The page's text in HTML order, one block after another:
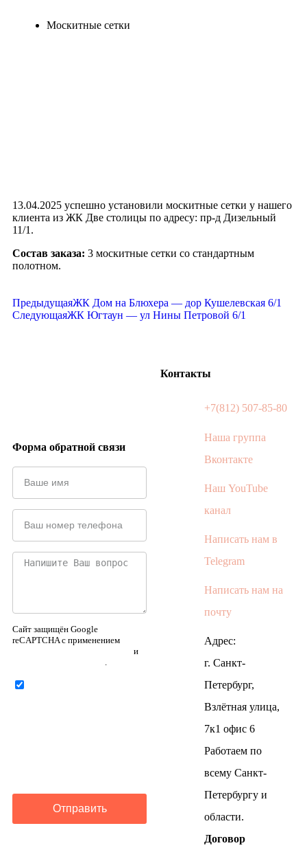
Москитные сетки
13.04.2025 успешно установили москитные сетки у нашего
клиента из ЖК Две столицы по адресу: пр-д Дизельный
11/1.
Состав заказа: 3 москитные сетки со стандартным
полотном.
ПредыдущаяЖК Дом на Блюхера — дор Кушелевская 6/1
СледующаяЖК Югтаун — ул Нины Петровой 6/1
Форма обратной связи
Сайт защищён Google
reCAPTCHA с применением
и
.
Отправить
Контакты
+7(812) 507-85-80
Наша группа
Вконтакте
Наш YouTube
канал
Написать нам в
Telegram
Написать нам на
почту
Адрес:
г. Санкт-
Петербург,
Взлётная улица,
7к1 офис 6
Работаем по
всему Санкт-
Петербургу и
области.
Договор